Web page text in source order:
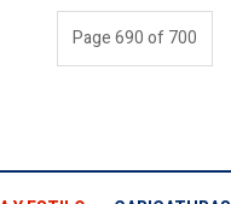
Page 690 of 700